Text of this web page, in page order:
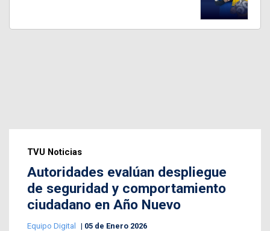
TVU Noticias
Autoridades evalúan despliegue
de seguridad y comportamiento
ciudadano en Año Nuevo
Equipo Digital 05 de Enero 2026